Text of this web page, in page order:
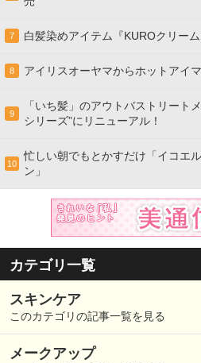
7 白髪染めアイテム『KUROクリー
8 アイリスオーヤマからホットアイ
9
「いち髪」のアウトバストリート
シリーズ”にリニューアル！
10
忙しい朝でもとかすだけ「イコエ
ン」
カテゴリ一覧
スキンケア
このカテゴリの記事一覧を見る
メークアップ